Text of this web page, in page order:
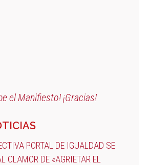
el Manifiesto! ¡Gracias!
PORTAL DE IGUALDAD SE
CLAMOR DE «AGRIETAR EL